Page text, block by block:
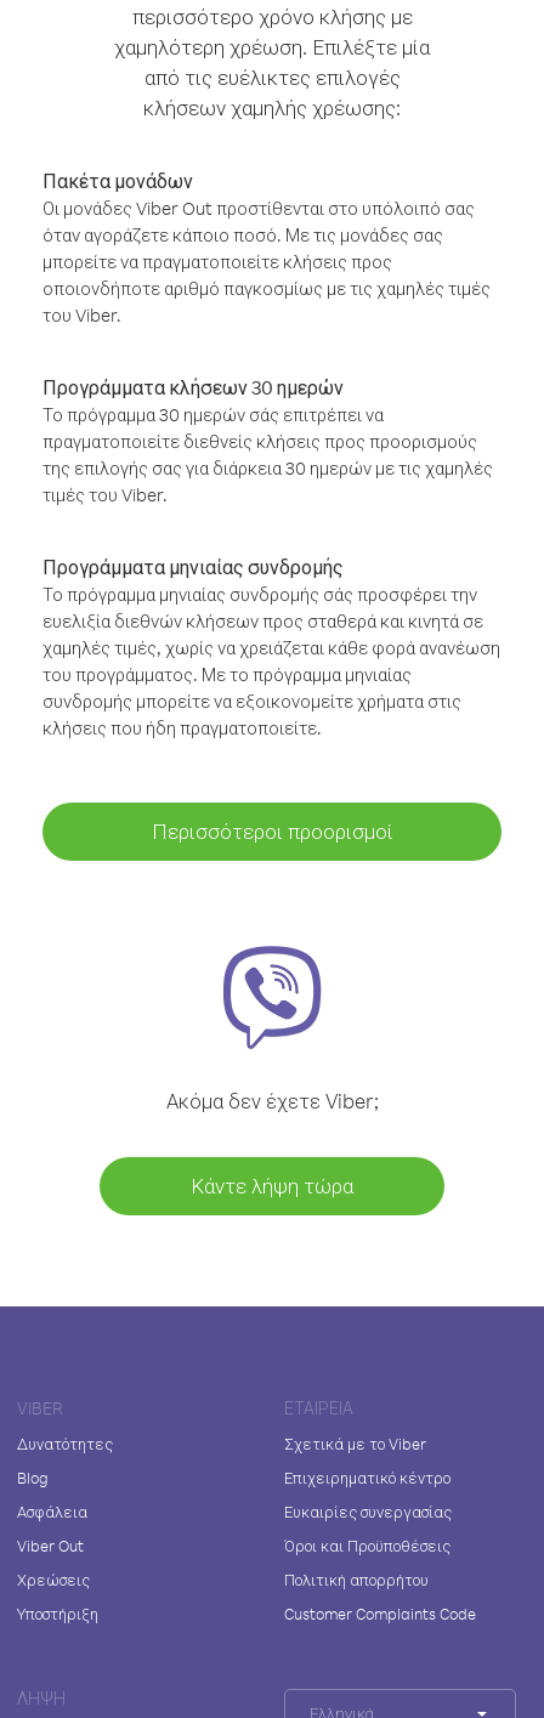
περισσότερο χρόνο κλήσης με
χαμηλότερη χρέωση. Επιλέξτε μία
από τις ευέλικτες επιλογές
κλήσεων χαμηλής χρέωσης:
Πακέτα μονάδων
Οι μονάδες Viber Out προστίθενται στο υπόλοιπό σας
όταν αγοράζετε κάποιο ποσό. Με τις μονάδες σας
μπορείτε να πραγματοποιείτε κλήσεις προς
οποιονδήποτε αριθμό παγκοσμίως με τις χαμηλές τιμές
του Viber.
Προγράμματα κλήσεων 30 ημερών
Το πρόγραμμα 30 ημερών σάς επιτρέπει να
πραγματοποιείτε διεθνείς κλήσεις προς προορισμούς
της επιλογής σας για διάρκεια 30 ημερών με τις χαμηλές
τιμές του Viber.
Προγράμματα μηνιαίας συνδρομής
Το πρόγραμμα μηνιαίας συνδρομής σάς προσφέρει την
ευελιξία διεθνών κλήσεων προς σταθερά και κινητά σε
χαμηλές τιμές, χωρίς να χρειάζεται κάθε φορά ανανέωση
του προγράμματος. Με το πρόγραμμα μηνιαίας
συνδρομής μπορείτε να εξοικονομείτε χρήματα στις
κλήσεις που ήδη πραγματοποιείτε.
Περισσότεροι προορισμοί
Ακόμα δεν έχετε Viber;
Κάντε λήψη τώρα
VIBER
Δυνατότητες
Blog
Ασφάλεια
Viber Out
Χρεώσεις
Υποστήριξη
ΕΤΑΙΡΕΊΑ
Σχετικά με το Viber
Επιχειρηματικό κέντρο
Ευκαιρίες συνεργασίας
Όροι και Προϋποθέσεις
Πολιτική απορρήτου
Customer Complaints Code
ΛΉΨΗ
Ελληνικά